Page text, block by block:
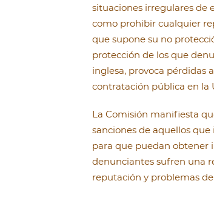
situaciones irregulares de
como prohibir cualquier
que supone su no
protección de los que
inglesa, provoca pérdidas
contratación pública en la
La Comisión manifiesta
sanciones de aquellos
para que puedan obtener
denunciantes sufren una
reputación y problemas